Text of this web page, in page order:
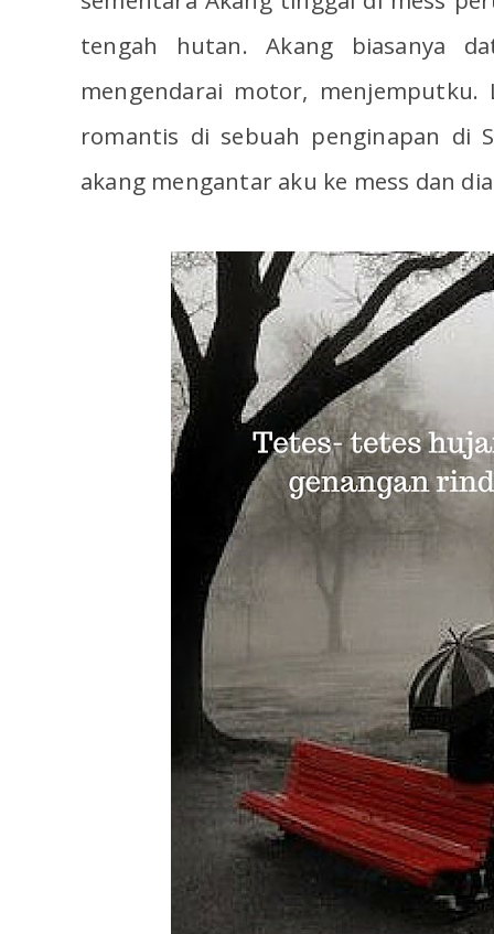
tengah hutan. Akang biasanya
mengendarai motor, menjemputku.
romantis di sebuah penginapan di
akang mengantar aku ke mess dan